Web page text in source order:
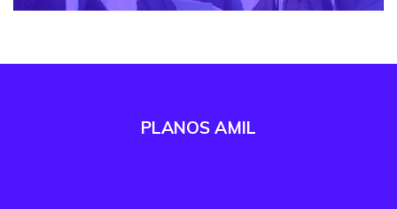
PLANOS AMIL